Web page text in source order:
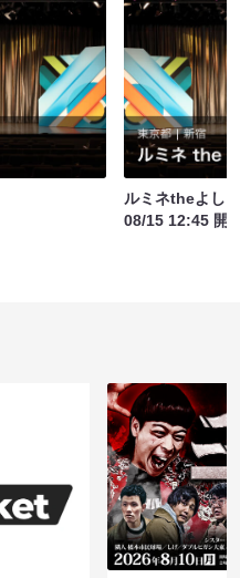
ルミネtheよし
08/15 12:45 開